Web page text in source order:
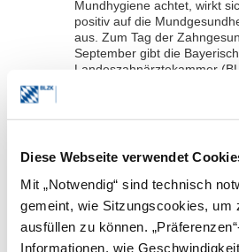
Diese Webseite verwendet
Mit „Notwendig“ sind technisch
gemeint, wie Sitzungscookies, um
ausfüllen zu können.
Informationen, wie
Mundhygiene achtet, wirkt
positiv auf die
aus. Zum Tag der
September gibt die
Landeszahnärztekammer
mehr
27.06.2024 | Nachrichten |
Das
nun, was tun?
65. Bayerischer